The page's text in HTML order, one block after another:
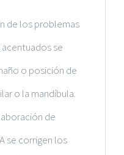
de los problemas
se
o posición de
o la mandíbula.
de
se corrigen los